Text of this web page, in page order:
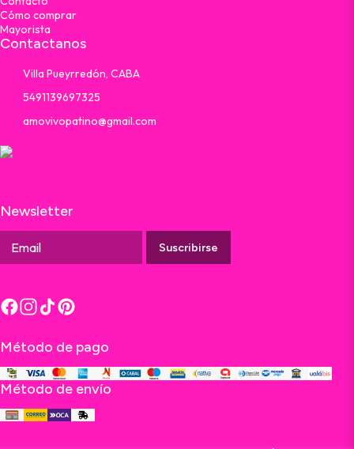
Cómo comprar
Mayorista
Contactanos
Villa Pueyrredón, CABA
5491139697325
amovivopatino@gmail.com
Newsletter
Suscribirse
Método de pago
Método de envío